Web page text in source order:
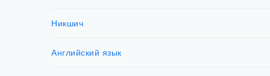
Никшич
Английский язык